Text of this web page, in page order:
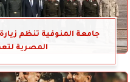
جامعة المنوفية تنظم
المصرية